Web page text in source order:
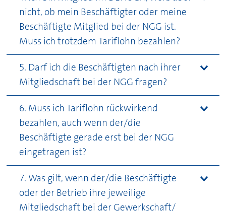
nicht, ob mein Beschäftigter oder meine
Beschäftigte Mitglied bei der NGG ist.
Muss ich trotzdem Tariflohn bezahlen?
5. Darf ich die Beschäftigten nach ihrer
Mitgliedschaft bei der NGG fragen?
6. Muss ich Tariflohn rückwirkend
bezahlen, auch wenn der/die
Beschäftigte gerade erst bei der NGG
eingetragen ist?
7. Was gilt, wenn der/die Beschäftigte
oder der Betrieb ihre jeweilige
Mitgliedschaft bei der Gewerkschaft/